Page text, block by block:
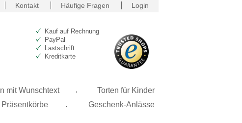
Kontakt Häufige Fragen Login
Kauf auf Rechnung
PayPal
Lastschrift
Kreditkarte
mit Wunschtext .
Torten für Kinder
Präsentkörbe . Geschenk-Anlässe